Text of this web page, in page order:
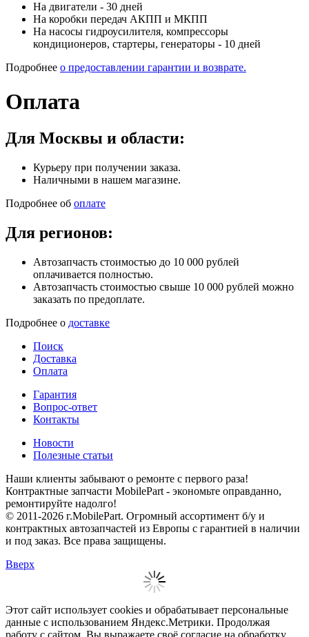
На двигатели - 30 дней
На коробки передач АКПП и МКПП
На насосы гидроусилителя, компрессоры
кондиционеров, стартеры, генераторы - 10 дней
Подробнее о предоставлении гарантии и возврате.
Оплата
Для Москвы и области:
Курьеру при получении заказа.
Наличными в нашем магазине.
Подробнее об оплате
Для регионов:
Автозапчасть стоимостью до 10 000 рублей
оплачивается полностью.
Автозапчасть стоимостью свыше 10 000 рублей можно
заказать по предоплате.
Подробнее о доставке
Поиск
Доставка
Оплата
Гарантия
Вопрос-ответ
Контакты
Новости
Полезные статьи
Наши клиенты забывают о ремонте с первого раза!
Контрактные запчасти MobilePart - экономьте оправданно,
ремонтируйте надолго!
© 2011-2026 г.MobilePart. Огромный ассортимент б/у и
контрактных автозапчастей из Европы с гарантией в наличии
и под заказ. Все права защищены.
Вверх
Этот сайт использует cookies и обрабатывает персональные
данные с использованием Яндекс.Метрики. Продолжая
работу с сайтом, Вы выражаете своё согласие на обработку